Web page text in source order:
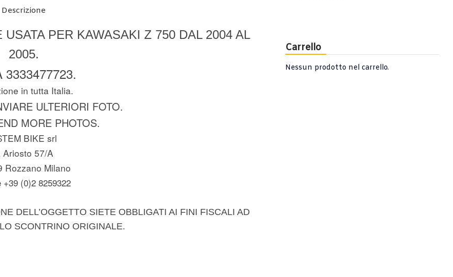
Descrizione
PER KAWASAKI Z 750 DAL 2004 AL
2005.
3333477723.
in tutta Italia.
ULTERIORI FOTO.
MORE PHOTOS.
BIKE srl
Ariosto 57/A
Rozzano Milano
+39 (0)2 8259322
DELL’OGGETTO SIETE OBBLIGATI AI FINI FISCALI AD
SCONTRINO ORIGINALE.
Carrello
Nessun prodotto nel carrello.